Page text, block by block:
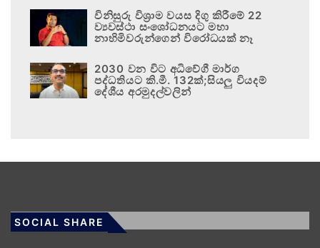
විනිසුරු විශ්‍රාම වයස දිගු කිරීමේ 22
ව්‍යවස්ථා සංශෝධනයට මහා
නාහිමිවරුන්ගෙන් විරෝධයක් නෑ
2030 වන විට අධිවේගී මාර්ග
පද්ධතියට කි.මී. 132ක්;සියලු වියදම්
දේශීය අරමුදල්වලින්
SOCIAL SHARE